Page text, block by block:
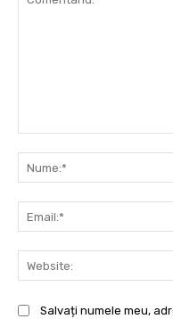
Salvați numele meu,